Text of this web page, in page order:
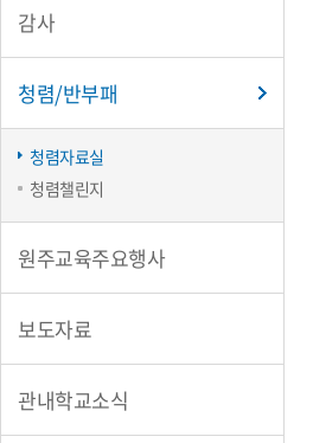
감사
청렴/반부패
청렴자료실
청렴챌린지
원주교육주요행사
보도자료
관내학교소식